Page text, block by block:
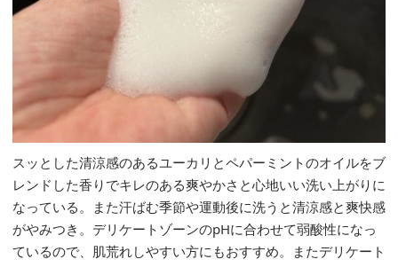
スッとした清涼感のあるユーカリとペパーミントのオイルをブ
レンドした香りでキレのある爽やかさと心地いい洗い上がりに
なっている。また汗ばむ季節や運動後に洗うと清涼感と爽快感
がやみつき。デリケートゾーンのpHに合わせて弱酸性になっ
ているので、肌荒れしやすい方にもおすすめ。またデリケート